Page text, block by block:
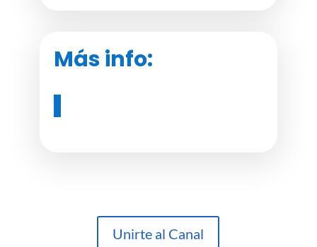
Más info:
Unirte al Canal